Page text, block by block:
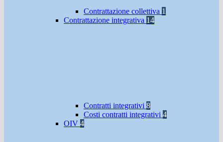
Contrattazione collettiva 1
Contrattazione integrativa 14
Contratti integrativi 8
Costi contratti integrativi 4
OIV 4